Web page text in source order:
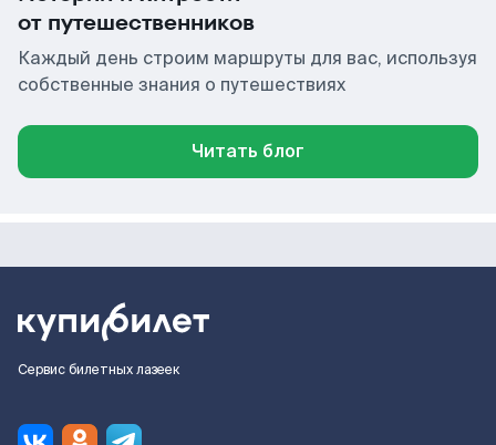
от путешественников
Каждый день строим маршруты для вас, используя
собственные знания о путешествиях
Читать блог
Сервис билетных лазеек